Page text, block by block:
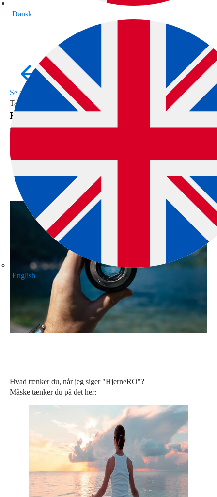
Dansk
English
Se alle indlæg
Tankemylder
HjerneRO: Sådan tænker du klart, når andre
panikker
2. april 2023
3 minutters læsetid
Hvad tænker du, når jeg siger "HjerneRO"?
Måske tænker du på det her: